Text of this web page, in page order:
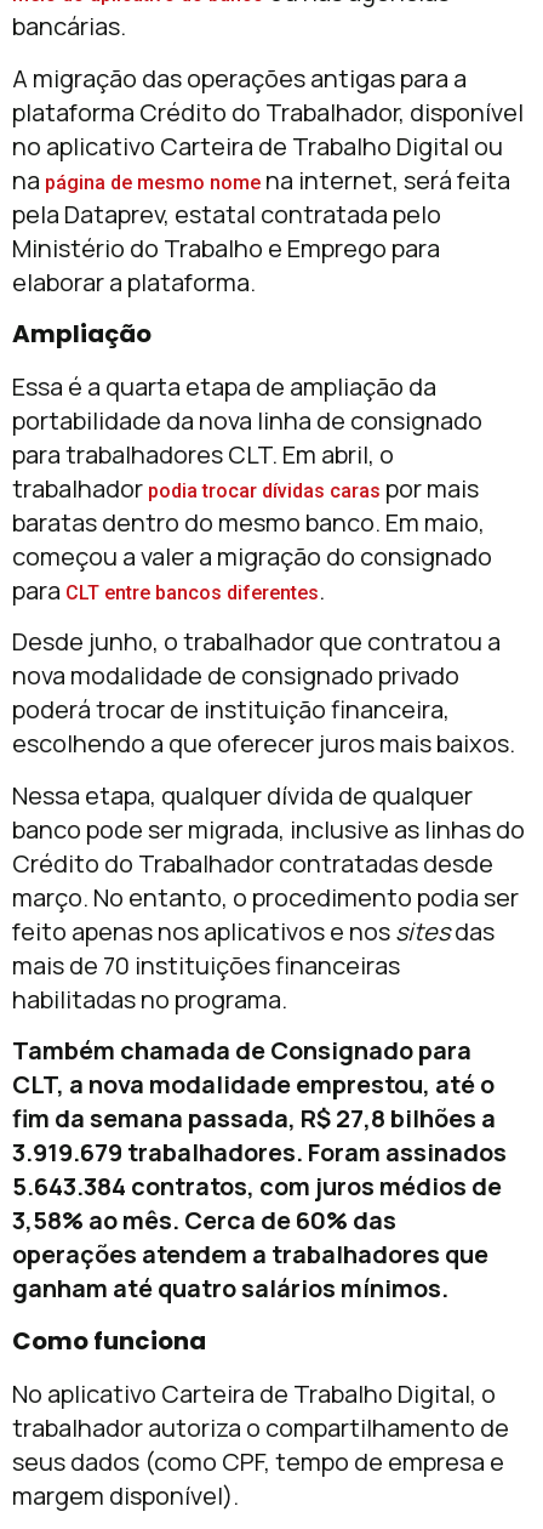
bancárias.
A migração das operações antigas para a
plataforma Crédito do Trabalhador, disponível
no aplicativo Carteira de Trabalho Digital ou
na página de mesmo nome na internet, será feita
pela Dataprev, estatal contratada pelo
Ministério do Trabalho e Emprego para
elaborar a plataforma.
Ampliação
Essa é a quarta etapa de ampliação da
portabilidade da nova linha de consignado
para trabalhadores CLT. Em abril, o
trabalhador podia trocar dívidas caras por mais
baratas dentro do mesmo banco. Em maio,
começou a valer a migração do consignado
para CLT entre bancos diferentes.
Desde junho, o trabalhador que contratou a
nova modalidade de consignado privado
poderá trocar de instituição financeira,
escolhendo a que oferecer juros mais baixos.
Nessa etapa, qualquer dívida de qualquer
banco pode ser migrada, inclusive as linhas do
Crédito do Trabalhador contratadas desde
março. No entanto, o procedimento podia ser
feito apenas nos aplicativos e nossitesdas
mais de 70 instituições financeiras
habilitadas no programa.
Também chamada de Consignado para
CLT, a nova modalidade emprestou, até o
fim da semana passada, R$ 27,8 bilhões a
3.919.679 trabalhadores. Foram assinados
5.643.384 contratos, com juros médios de
3,58% ao mês. Cerca de 60% das
operações atendem a trabalhadores que
ganham até quatro salários mínimos.
Como funciona
No aplicativo Carteira de Trabalho Digital, o
trabalhador autoriza o compartilhamento de
seus dados (como CPF, tempo de empresa e
margem disponível).